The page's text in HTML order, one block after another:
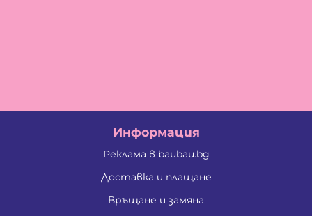
Информация
Реклама в baubau.bg
Доставка и плащане
Връщане и замяна